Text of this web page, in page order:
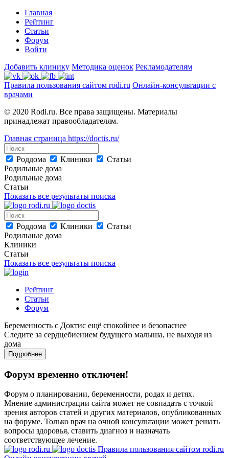
Главная
Рейтинг
Статьи
Форум
Войти
Добавить клинику Методика оценок Рекламодателям
Правила пользования сайтом rodi.ru Онлайн-консультации с
врачами
© 2020 Rodi.ru. Все права защищены. Материалы
принадлежат правообладателям.
Главная страница https://doctis.ru/
Роддома Клиники
Статьи
Родильные дома
Родильные дома
Статьи
Показать все результаты поиска
Роддома Клиники
Статьи
Родильные дома
Клиники
Статьи
Показать все результаты поиска
Рейтинг
Статьи
Форум
Беременность с Доктис ещё спокойнее и безопаснее
Следите за сердцебиением будущего малыша, не выходя из
дома
Подробнее
Форум временно отключен!
Форум о планировании, беременности, родах и детях.
Мнение администрации сайта может не совпадать с точкой
зрения авторов статей и других материалов, опубликованных
на форуме. Только врач на очной консультации может решать
вопросы здоровья, ставить диагноз и назначать
соответствующее лечение.
Правила пользования сайтом rodi.ru